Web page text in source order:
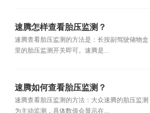
速腾怎样查看胎压监测？
速腾查看胎压监测的方法是：长按副驾驶储物盒
里的胎压监测开关即可。速腾是...
速腾如何查看胎压监测？
速腾查看胎压监测的方法：大众速腾的胎压监测
为主动监测，具体数值会显示在...